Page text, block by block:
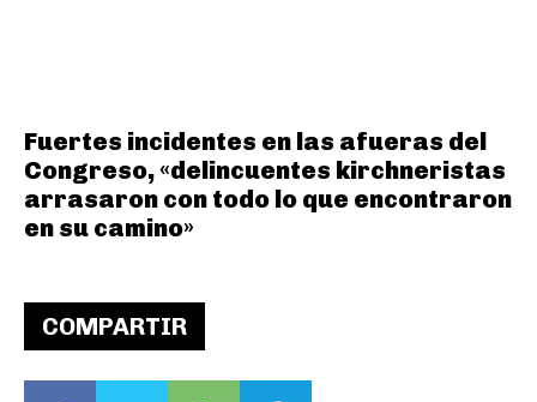
COMPARTIR
Fuertes incidentes en las afueras del
Congreso, «delincuentes kirchneristas
arrasaron con todo lo que encontraron
en su camino»